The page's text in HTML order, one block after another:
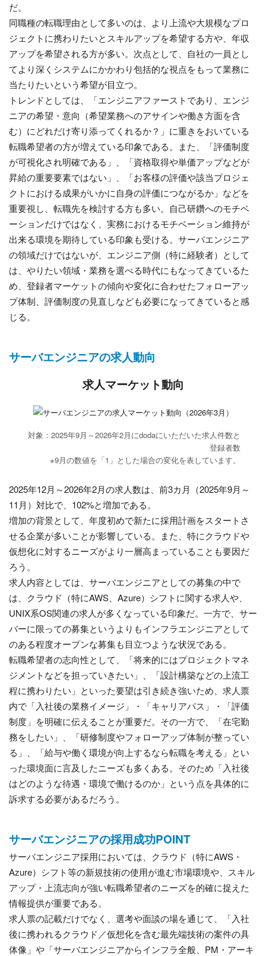
だ。
同職種の転職理由として多いのは、より上流や大規模なプロ
ジェクトに携わりたいとスキルアップを希望する方や、年収
アップを希望される方が多い。次点として、自社の一員とし
てより深くシステムにかかわり包括的な視点をもって業務に
当たりたいという希望が目立つ。
トレンドとしては、「エンジニアファーストであり、エンジ
ニアの希望・意向（希望業務へのアサインや働き方面を含
む）にどれだけ寄り添ってくれるか？」に重きをおいている
転職希望者の方が増えている印象である。また、「評価制度
が可視化され明確である」、「資格取得や単価アップなどが
昇給の重要要素ではない」、「お客様の評価や該当プロジェ
クトにおける成果がいかに自身の評価につながるか」などを
重要視し、転職先を検討する方も多い。自己研鑽へのモチベ
ーションだけではなく、実務におけるモチベーション維持が
出来る環境を期待している印象も受ける。サーバエンジニア
の領域だけではないが、エンジニア側（特に経験者）として
は、やりたい領域・業務を選べる時代にもなってきているた
め、登録者マーケットの傾向や変化に合わせたフォローアッ
プ体制、評価制度の見直しなども必要になってきていると感
じる。
サーバエンジニアの求人動向
求人マーケット動向
対象：2025年9月～2026年2月にdodaにいただいた求人件数と
登録者数
※9月の数値を「1」とした場合の変化を表しています。
2025年12月～2026年2月の求人数は、前3カ月（2025年9月～
11月）対比で、102%と増加である。
増加の背景として、年度初めで新たに採用計画をスタートさ
せる企業が多いことが影響している。また、特にクラウドや
仮想化に対するニーズがより一層高まっていることも要因だ
ろう。
求人内容としては、サーバエンジニアとしての募集の中で
は、クラウド（特にAWS、Azure）シフトに関する求人や、
UNIX系OS関連の求人が多くなっている印象だ。一方で、サー
バーに限っての募集というよりもインフラエンジニアとして
のある程度オープンな募集も目立つような状況である。
転職希望者の志向性として、「将来的にはプロジェクトマネ
ジメントなどを担っていきたい」、「設計構築などの上流工
程に携わりたい」といった要望は引き続き強いため、求人票
内で「入社後の業務イメージ」・「キャリアパス」・「評価
制度」を明確に伝えることが重要だ。その一方で、「在宅勤
務をしたい」、「研修制度やフォローアップ体制が整ってい
る」、「給与や働く環境が向上するなら転職を考える」とい
った環境面に言及したニーズも多くある。そのため「入社後
はどのような待遇・環境で働けるのか」という点を具体的に
訴求する必要があるだろう。
サーバエンジニアの採用成功POINT
サーバエンジニア採用においては、クラウド（特にAWS・
Azure）シフト等の新規技術の使用が進む市場環境や、スキル
アップ・上流志向が強い転職希望者のニーズを的確に捉えた
情報提供が重要である。
求人票の記載だけでなく、選考や面談の場を通じて、「入社
後に携われるクラウド／仮想化を含む最先端技術の案件の具
体像」や「サーバエンジニアからインフラ全般、PM・アーキ